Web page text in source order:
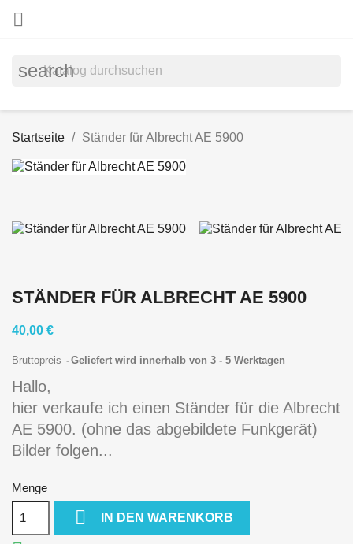

search
Startseite Ständer für Albrecht AE 5900
STÄNDER FÜR ALBRECHT AE 5900
40,00 €
Bruttopreis Geliefert wird innerhalb von 3 - 5 Werktagen
Hallo,
hier verkaufe ich einen Ständer für die Albrecht
AE 5900. (ohne das abgebildete Funkgerät)
Bilder folgen...
Menge
 IN DEN WARENKORB